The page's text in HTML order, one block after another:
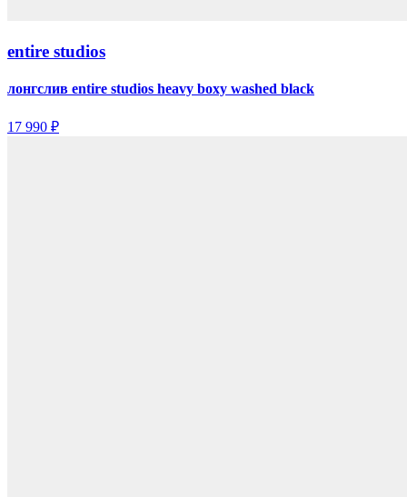
entire studios
лонгслив entire studios heavy boxy washed black
17 990 ₽